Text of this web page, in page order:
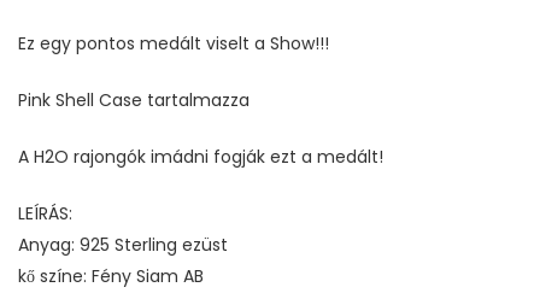
Ez egy pontos medált viselt a Show!!!
Pink Shell Case tartalmazza
A H2O rajongók imádni fogják ezt a medált!
LEÍRÁS:
Anyag: 925 Sterling ezüst
kő színe: Fény Siam AB